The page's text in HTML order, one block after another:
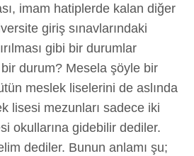
imam hatiplerde kalan diğer
giriş sınavlarındaki
gibi bir durumlar
durum? Mesela şöyle bir
meslek liselerini de aslında
lisesi mezunları sadece iki
okullarına gidebilir dediler.
dediler. Bunun anlamı şu;